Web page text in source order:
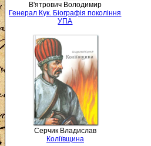
В'ятрович Володимир
Генерал Кук. Біографія покоління
УПА
Серчик Владислав
Коліївщина